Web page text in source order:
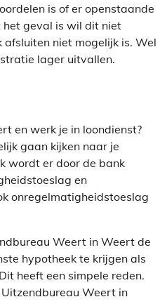
is of er openstaande
het geval is wil dit niet
niet mogelijk is. Wel
lager uitvallen.
en werk je in loondienst?
gaan kijken naar je
wordt er door de bank
en
onregelmatigheidstoeslag
Weert in Weert de
hypotheek te krijgen als
heeft een simpele reden.
Weert in